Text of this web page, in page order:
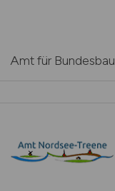
Amt für Bundesbau